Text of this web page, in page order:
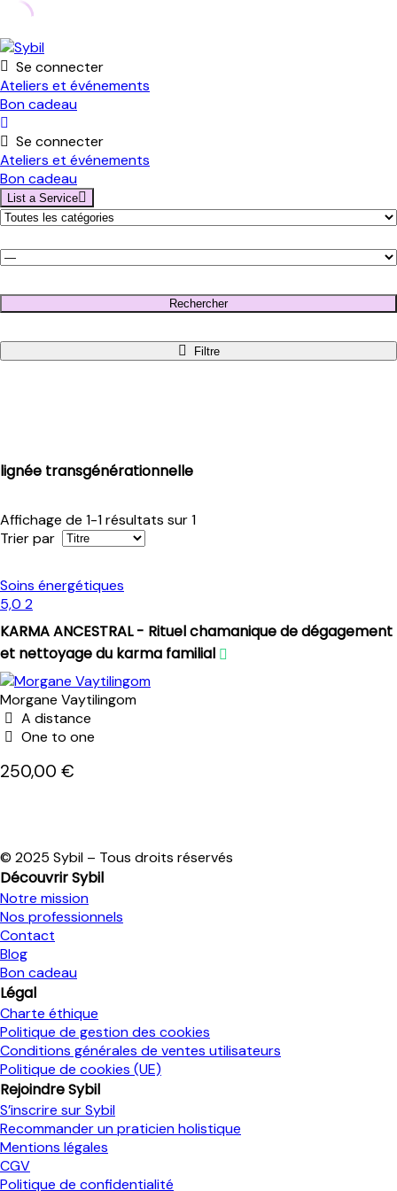
Skip
to
content
Se connecter
Ateliers et événements
Bon cadeau
Se connecter
Ateliers et événements
Bon cadeau
List a Service
Rechercher
Filtre
lignée transgénérationnelle
Affichage de 1-1 résultats sur 1
Trier par
Soins énergétiques
5,0 2
KARMA ANCESTRAL - Rituel chamanique de dégagement
et nettoyage du karma familial
Morgane Vaytilingom
A distance
One to one
250,00 €
© 2025 Sybil – Tous droits réservés
Découvrir Sybil
Notre mission
Nos professionnels
Contact
Blog
Bon cadeau
Légal
Charte éthique
Politique de gestion des cookies
Conditions générales de ventes utilisateurs
Politique de cookies (UE)
Rejoindre Sybil
S’inscrire sur Sybil
Recommander un praticien holistique
Mentions légales
CGV
Politique de confidentialité